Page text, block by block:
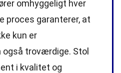
omhyggeligt hver
proces garanterer, at
kun er
også troværdige. Stol
i kvalitet og